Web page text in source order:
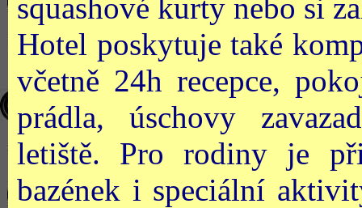
squashové kurty nebo si
Hotel poskytuje také
včetně 24h recepce,
prádla, úschovy
letiště. Pro rodiny je
bazének i speciální